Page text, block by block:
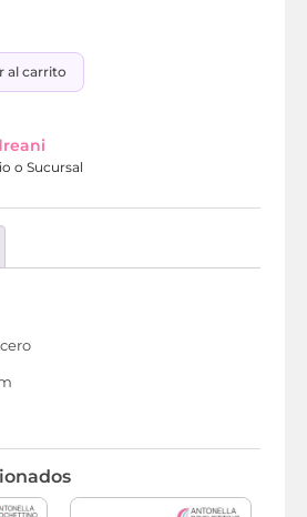
al carrito
o Sucursal